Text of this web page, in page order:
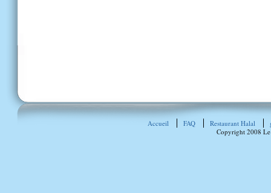
Accueil FAQ Restaurant Halal
Copyright 2008